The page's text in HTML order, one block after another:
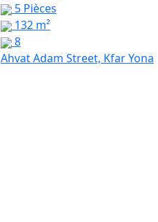
5 Pièces
132 m²
8
Ahvat Adam Street, Kfar Yona